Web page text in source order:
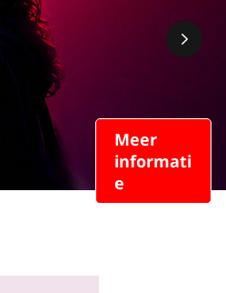
Meer
informati
e